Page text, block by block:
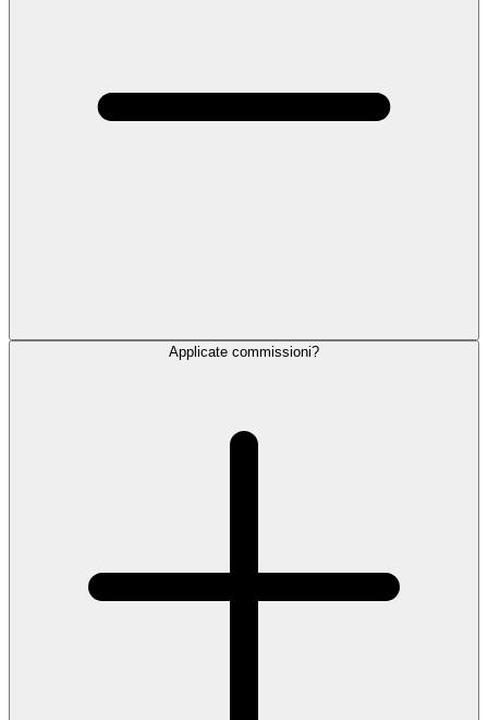
Applicate commissioni?